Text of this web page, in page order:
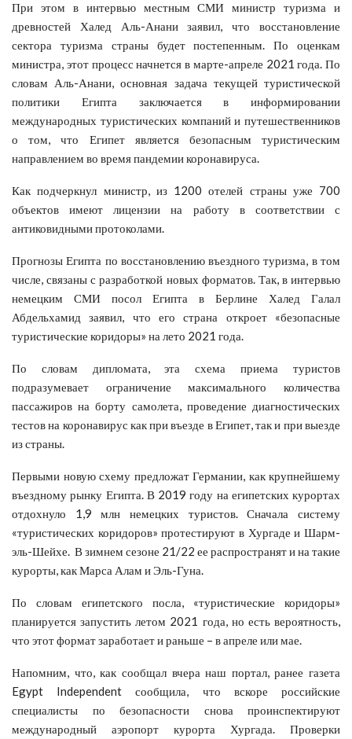
При этом в интервью местным СМИ министр туризма и
древностей Халед Аль-Анани заявил, что восстановление
сектора туризма страны будет постепенным. По оценкам
министра, этот процесс начнется в марте-апреле 2021 года. По
словам Аль-Анани, основная задача текущей туристической
политики Египта заключается в информировании
международных туристических компаний и путешественников
о том, что Египет является безопасным туристическим
направлением во время пандемии коронавируса.
Как подчеркнул министр, из 1200 отелей страны уже 700
объектов имеют лицензии на работу в соответствии с
антиковидными протоколами.
Прогнозы Египта по восстановлению въездного туризма, в том
числе, связаны с разработкой новых форматов. Так, в интервью
немецким СМИ посол Египта в Берлине Халед Галал
Абдельхамид заявил, что его страна откроет «безопасные
туристические коридоры» на лето 2021 года.
По словам дипломата, эта схема приема туристов
подразумевает ограничение максимального количества
пассажиров на борту самолета, проведение диагностических
тестов на коронавирус как при въезде в Египет, так и при выезде
из страны.
Первыми новую схему предложат Германии, как крупнейшему
въездному рынку Египта. В 2019 году на египетских курортах
отдохнуло 1,9 млн немецких туристов. Сначала систему
«туристических коридоров» протестируют в Хургаде и Шарм-
эль-Шейхе. В зимнем сезоне 21/22 ее распространят и на такие
курорты, как Марса Алам и Эль-Гуна.
По словам египетского посла, «туристические коридоры»
планируется запустить летом 2021 года, но есть вероятность,
что этот формат заработает и раньше – в апреле или мае.
Напомним, что, как сообщал вчера наш портал, ранее газета
Egypt Independent сообщила, что вскоре российские
специалисты по безопасности снова проинспектируют
международный аэропорт курорта Хургада. Проверки